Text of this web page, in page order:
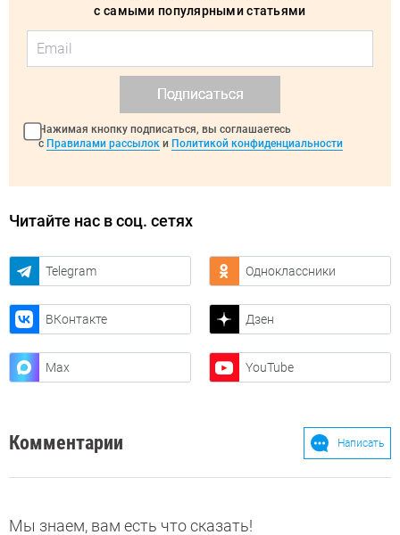
с самыми популярными статьями
Подписаться
Нажимая кнопку подписаться, вы соглашаетесь
с Правилами рассылок и Политикой конфиденциальности
Читайте нас в соц. сетях
Telegram Одноклассники
ВКонтакте Дзен
Max YouTube
Комментарии Написать
Мы знаем, вам есть что сказать!